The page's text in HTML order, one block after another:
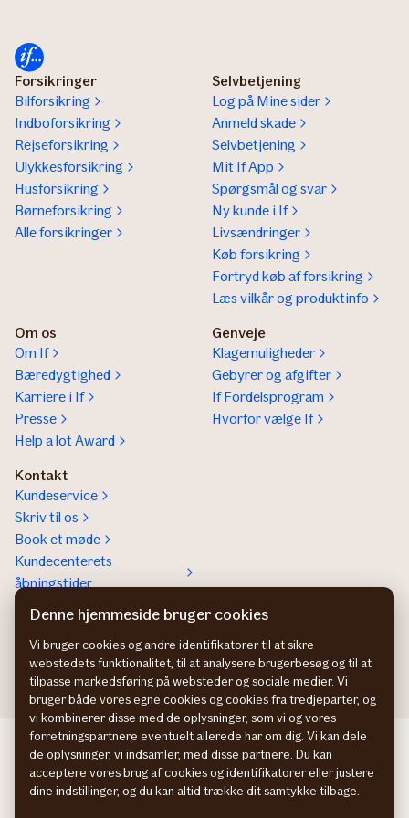
Forsikringer
Bilforsikring
Indboforsikring
Rejseforsikring
Ulykkesforsikring
Husforsikring
Børneforsikring
Alle forsikringer
Selvbetjening
Log på Mine sider
Anmeld skade
Selvbetjening
Mit If App
Spørgsmål og svar
Ny kunde i If
Livsændringer
Køb forsikring
Fortryd køb af forsikring
Læs vilkår og produktinfo
Om os
Om If
Bæredygtighed
Karriere i If
Presse
Help a lot Award
Genveje
Klagemuligheder
Gebyrer og afgifter
If Fordelsprogram
Hvorfor vælge If
Kontakt
Kundeservice
Skriv til os
Book et møde
Kundecenterets
åbningstider
Kontakt os om
Erhvervsforsikringer
In English
If Skadeförsäkring SE
If Skadeforsikring NO
If Vahinkovakuutus FI
Denne hjemmeside bruger cookies
Vi bruger cookies og andre identifikatorer til at sikre
webstedets funktionalitet, til at analysere brugerbesøg og til at
tilpasse markedsføring på websteder og sociale medier. Vi
bruger både vores egne cookies og cookies fra tredjeparter, og
vi kombinerer disse med de oplysninger, som vi og vores
forretningspartnere eventuelt allerede har om dig. Vi kan dele
de oplysninger, vi indsamler, med disse partnere. Du kan
acceptere vores brug af cookies og identifikatorer eller justere
dine indstillinger, og du kan altid trække dit samtykke tilbage.